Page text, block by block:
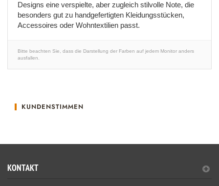
Designs eine verspielte, aber zugleich stilvolle Note, die
besonders gut zu handgefertigten Kleidungsstücken,
Accessoires oder Wohntextilien passt.
Bitte beachten Sie, dass die Darstellung der Farben auf jedem Monitor anders
ausfallen.
KUNDENSTIMMEN
KONTAKT